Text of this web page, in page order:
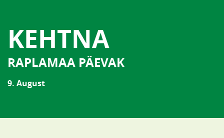
KEHTNA
RAPLAMAA PÄEVAK
9. August